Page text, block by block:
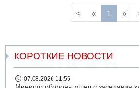
< « 1 »
КОРОТКИЕ НОВОСТИ
07.08.2026 11:55